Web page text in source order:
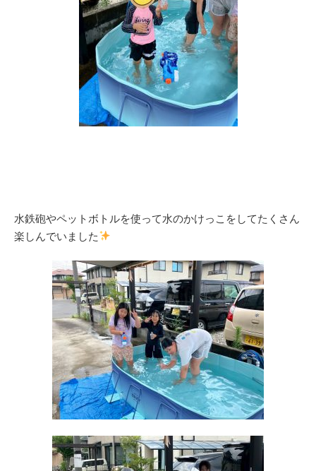
水鉄砲やペットボトルを使って水のかけっこをしてたくさん
楽しんでいました